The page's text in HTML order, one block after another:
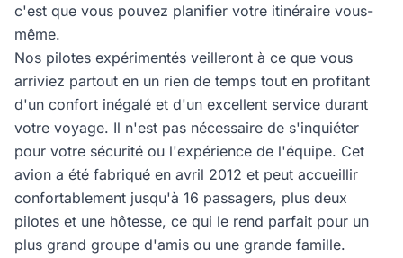
c'est que vous pouvez planifier votre itinéraire vous-
même.
Nos pilotes expérimentés veilleront à ce que vous
arriviez partout en un rien de temps tout en profitant
d'un confort inégalé et d'un excellent service durant
votre voyage. Il n'est pas nécessaire de s'inquiéter
pour votre sécurité ou l'expérience de l'équipe. Cet
avion a été fabriqué en avril 2012 et peut accueillir
confortablement jusqu'à 16 passagers, plus deux
pilotes et une hôtesse, ce qui le rend parfait pour un
plus grand groupe d'amis ou une grande famille.